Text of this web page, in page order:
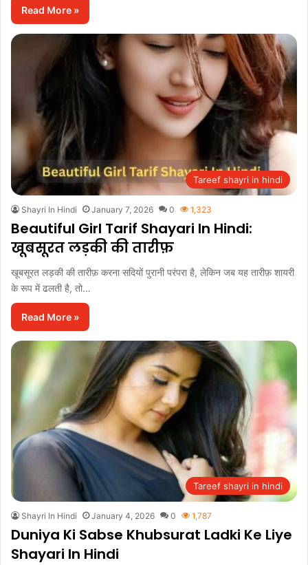
Read More »
Tareef shayri in hindi
Shayri In Hindi January 7, 2026 0 1,323
Beautiful Girl Tarif Shayari In Hindi:
खूबसूरत लड़की की तारीफ़
खूबसूरत लड़की की तारीफ़ करना सदियों पुरानी परंपरा है, लेकिन जब यह तारीफ़ शायरी
के रूप में ढलती है, तो…
Read More »
Tareef shayri in hindi
Shayri In Hindi January 4, 2026 0 1,787
Duniya Ki Sabse Khubsurat Ladki Ke Liye
Shayari In Hindi